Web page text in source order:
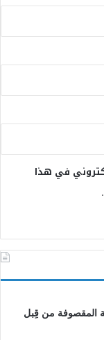
في هذا
المقصوفة من قِبل